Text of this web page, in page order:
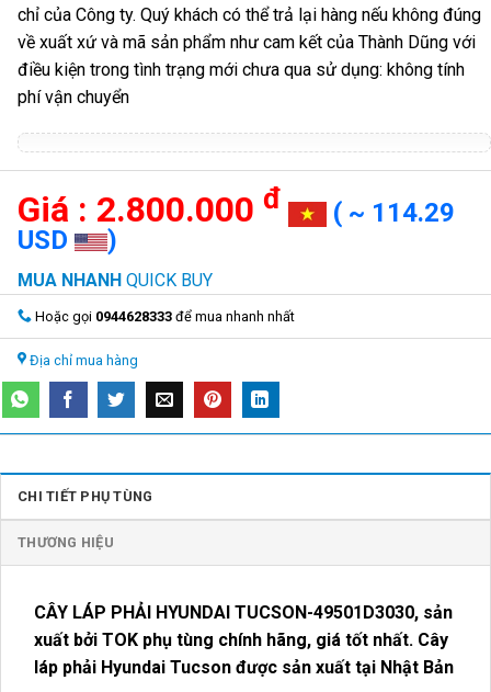
chỉ của Công ty. Quý khách có thể trả lại hàng nếu không đúng
về xuất xứ và mã sản phẩm như cam kết của Thành Dũng với
điều kiện trong tình trạng mới chưa qua sử dụng: không tính
phí vận chuyển
2.800.000 đ
( ~ 114.29
USD
)
MUA NHANH QUICK BUY
Hoặc gọi 0944628333 để mua nhanh nhất
Địa chỉ mua hàng
CHI TIẾT PHỤ TÙNG
THƯƠNG HIỆU
CÂY LÁP PHẢI HYUNDAI TUCSON-49501D3030, sản
xuất bởi TOK phụ tùng chính hãng, giá tốt nhất. Cây
láp phải Hyundai Tucson được sản xuất tại Nhật Bản